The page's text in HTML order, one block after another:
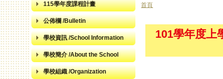
115學年度課程計畫
公佈欄 /Bulletin
學校資訊 /School Information
學校簡介 /About the School
學校組織 /Organization
首頁
101學年度上